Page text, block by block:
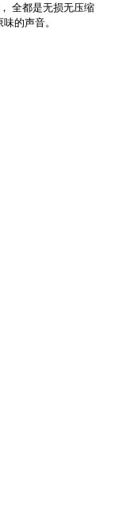
全都是无损无压缩
的声音。